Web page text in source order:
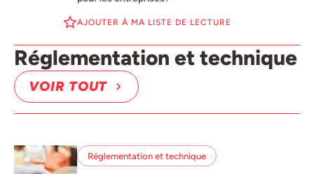
AJOUTER À MA LISTE DE LECTURE
Réglementation et technique
VOIR TOUT
Réglementation et technique